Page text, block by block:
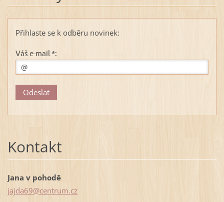
Přihlaste se k odběru novinek:
Váš e-mail *:
Kontakt
Jana v pohodě
jajda69@centrum.cz